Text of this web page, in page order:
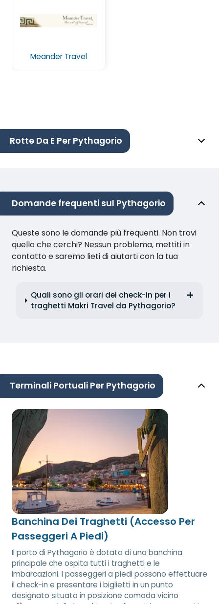
Meander Travel
Rotte Da E Per Pythagorio
Domande frequenti sul Pythagorio
Queste sono le domande più frequenti. Non trovi
quello che cerchi? Nessun problema, mettiti in
contatto e saremo lieti di aiutarti con la tua
richiesta.
Quali sono gli orari del check-in per i
traghetti Makri Travel da Pythagorio?
Terminali Portuali Per Pythagorio
Banchina Dei Traghetti (Accesso Per
Passeggeri A Piedi)
Il porto di Pythagorio è dotato di una banchina
principale che ospita tutti i traghetti e le
imbarcazioni. I passeggeri a piedi possono effettuare
il check-in e presentare i biglietti in un punto
designato situato in posizione comoda vicino